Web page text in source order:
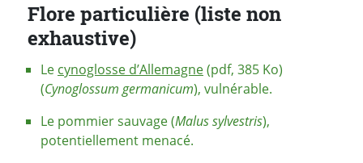
Flore particulière (liste non
exhaustive)
Le cynoglosse d’Allemagne(pdf, 385 Ko)
(Cynoglossum germanicum), vulnérable.
Le pommier sauvage (Malus sylvestris),
potentiellement menacé.